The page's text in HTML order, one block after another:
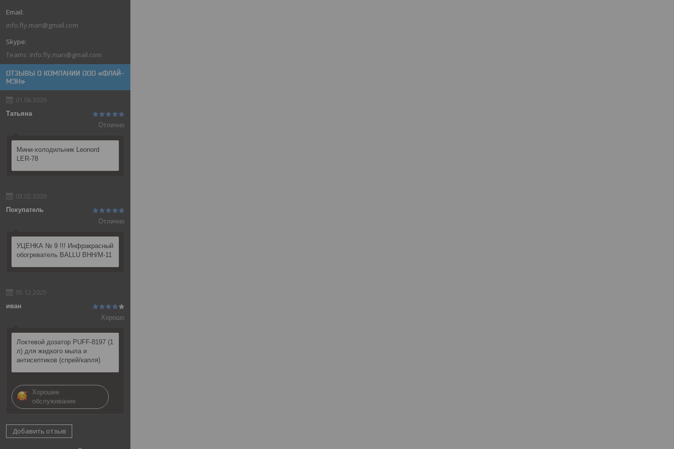
info.fly.man@gmail.com
Teams: info.fly.man@gmail.com
ОТЗЫВЫ О КОМПАНИИ ООО «ФЛАЙ-
МЭН»
01.06.2026
Татьяна
Отлично
Мини-холодильник Leonord
LER-78
03.02.2026
Покупатель
Отлично
УЦЕНКА № 9 !!! Инфракрасный
обогреватель BALLU BHH/M-11
05.12.2025
иван
Хорошо
Локтевой дозатор PUFF-8197 (1
л) для жидкого мыла и
антисептиков (спрей/капля)
Хорошее
обслуживание
Добавить отзыв